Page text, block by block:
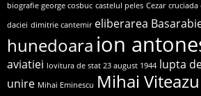
biografie george cosbuc castelul peles Cezar cruciada
daciei dimitrie cantemir eliberarea
hunedoara ion
aviatiei lovitura de stat 23 august 1944 lupta
unire Mihai Eminescu Mihai